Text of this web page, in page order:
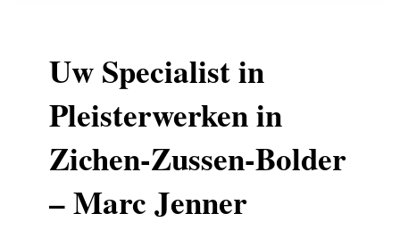
Uw Specialist in
Pleisterwerken in
Zichen-Zussen-Bolder
– Marc Jenner